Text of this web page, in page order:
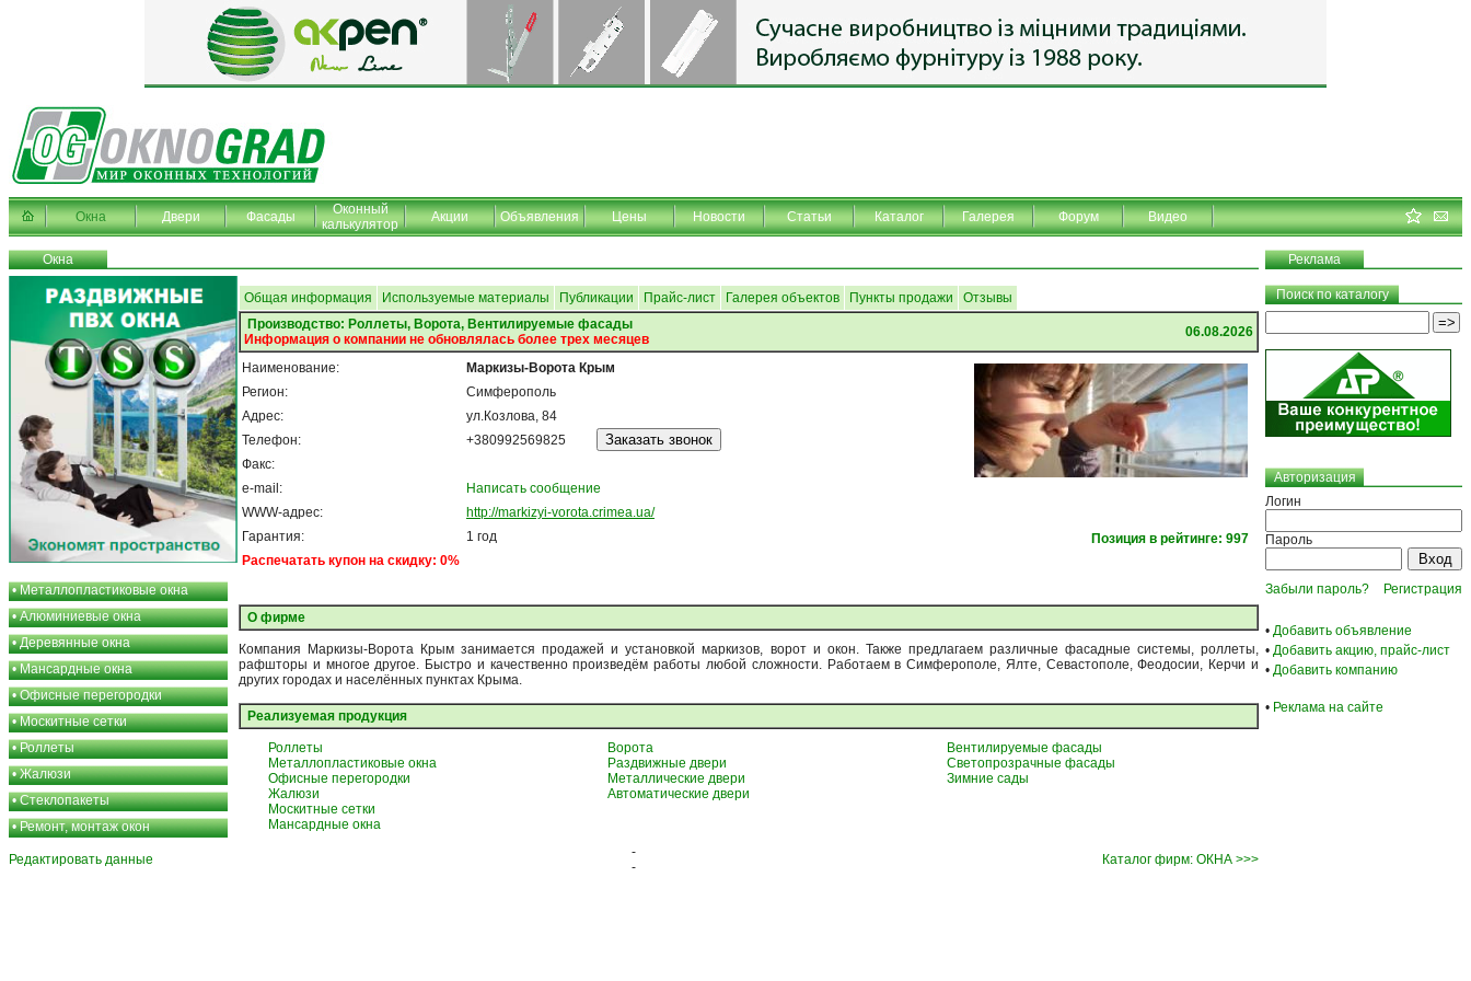
Окна Двери Фасады
Оконный
калькулятор
Акции Объявления Цены Новости Статьи Каталог Галерея Форум Видео
Окна Реклама
•Металлопластиковые окна
•Алюминиевые окна
•Деревянные окна
•Мансардные окна
•Офисные перегородки
•Москитные сетки
•Роллеты
•Жалюзи
•Стеклопакеты
•Ремонт, монтаж окон
Общая информация Используемые материалы Публикации Прайс-лист Галерея объектов Пункты продажи
Отзывы
Производство: Роллеты, Ворота, Вентилируемые фасады
Информация о компании не обновлялась более трех месяцев
06.08.2026
Наименование:
Регион:
Адрес:
Телефон:
Факс:
e-mail:
WWW-адрес:
Гарантия:
Распечатать купон на скидку: 0%
Маркизы-Ворота Крым
Симферополь
ул.Козлова, 84
+380992569825
Написать сообщение
http://markizyi-vorota.crimea.ua/
1 год
Позиция в рейтинге: 997
О фирме
Компания Маркизы-Ворота Крым занимается продажей и установкой маркизов, ворот и окон. Также предлагаем различные фасадные системы, роллеты,
рафшторы и многое другое. Быстро и качественно произведём работы любой сложности. Работаем в Симферополе, Ялте, Севастополе, Феодосии, Керчи и
других городах и населённых пунктах Крыма.
Реализуемая продукция
Роллеты
Металлопластиковые окна
Офисные перегородки
Жалюзи
Москитные сетки
Мансардные окна
Ворота
Раздвижные двери
Металлические двери
Автоматические двери
Вентилируемые фасады
Светопрозрачные фасады
Зимние сады
Поиск по каталогу
Авторизация
Логин
Пароль
Забыли пароль? Регистрация
• Добавить объявление
• Добавить акцию, прайс-лист
• Добавить компанию
• Реклама на сайте
Редактировать данные
-
-
Каталог фирм: ОКНА >>>